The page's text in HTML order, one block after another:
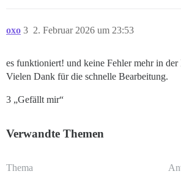
oxo 2. Februar 2026 um 23:53
3
es funktioniert! und keine Fehler mehr in
Vielen Dank für die schnelle Bearbeitung.
3 „Gefällt mir“
Verwandte Themen
Thema